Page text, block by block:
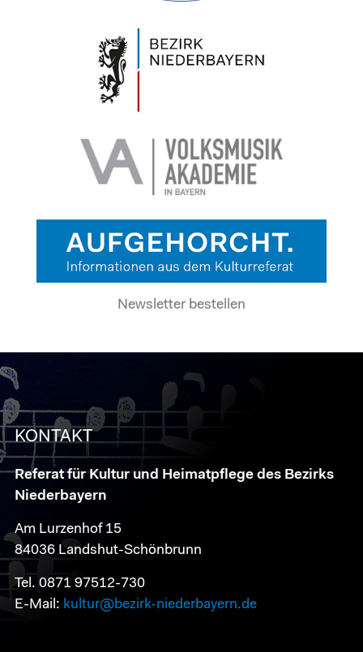
Newsletter bestellen
KONTAKT
Referat für Kultur und Heimatpflege des Bezirks
Niederbayern
Am Lurzenhof 15
84036 Landshut-Schönbrunn
Tel. 0871 97512-730
E-Mail: kultur@bezirk-niederbayern.de